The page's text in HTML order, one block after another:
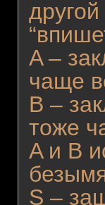
A –
чаще
B –
тоже
A и B
S –